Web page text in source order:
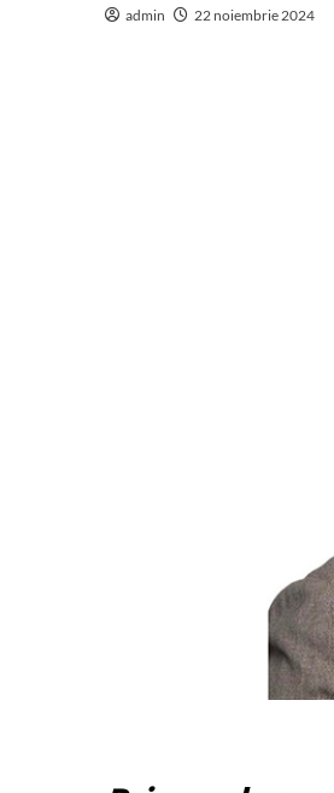
admin 22 noiembrie 2024